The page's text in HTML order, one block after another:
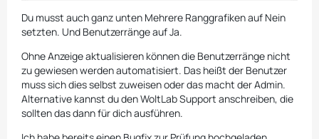
Solange ich die App für die Ranggrafiken installiert habe,
kann ich dort nur „Nein“ speichern. Ich habe allerdings
einen Managed Server bei WoltLab habe. Andere Lösung ?
Viele Grüße
Frank
Du musst auch ganz unten Mehrere Ranggrafiken auf Nein
setzten. Und Benutzerränge auf Ja.
Ohne Anzeige aktualisieren können die Benutzerränge nicht
zu gewiesen werden automatisiert. Das heißt der Benutzer
muss sich dies selbst zuweisen oder das macht der Admin.
Alternative kannst du den WoltLab Support anschreiben, die
sollten das dann für dich ausführen.